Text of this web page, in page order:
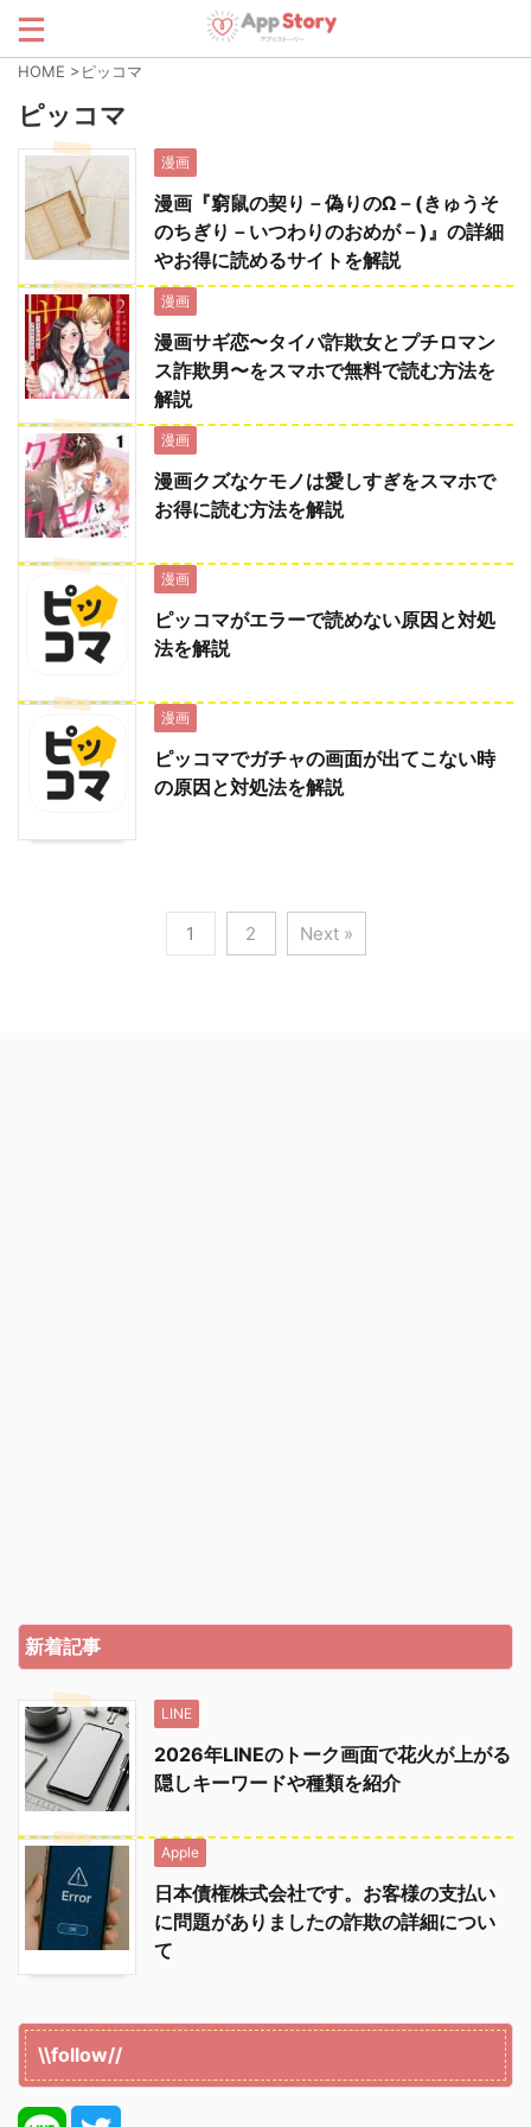
HOME >ピッコマ
ピッコマ
漫画
漫画『窮鼠の契り－偽りのΩ－(きゅうそ
のちぎり－いつわりのおめが－)』の詳細
やお得に読めるサイトを解説
漫画
漫画サギ恋〜タイパ詐欺女とプチロマン
ス詐欺男〜をスマホで無料で読む方法を
解説
漫画
漫画クズなケモノは愛しすぎをスマホで
お得に読む方法を解説
漫画
ピッコマがエラーで読めない原因と対処
法を解説
漫画
ピッコマでガチャの画面が出てこない時
の原因と対処法を解説
1 2 Next »
新着記事
LINE
2026年LINEのトーク画面で花火が上がる
隠しキーワードや種類を紹介
Apple
日本債権株式会社です。お客様の支払い
に問題がありましたの詐欺の詳細につい
て
\\follow//